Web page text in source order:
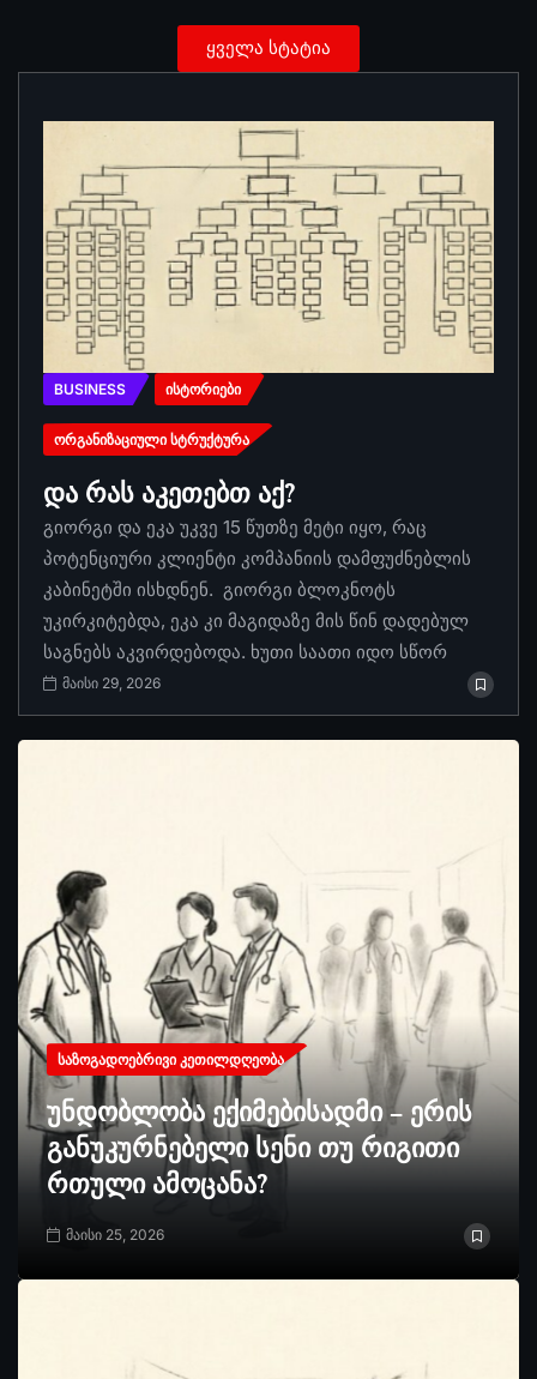
ყველა სტატია
BUSINESS ᲘᲡᲢᲝᲠᲘᲔᲑᲘ
ᲝᲠᲒᲐᲜᲘᲖᲐᲪᲘᲣᲚᲘ ᲡᲢᲠᲣᲥᲢᲣᲠᲐ
და რას აკეთებთ აქ?
გიორგი და ეკა უკვე 15 წუთზე მეტი იყო, რაც
პოტენციური კლიენტი კომპანიის დამფუძნებლის
კაბინეტში ისხდნენ. გიორგი ბლოკნოტს
უკირკიტებდა, ეკა კი მაგიდაზე მის წინ დადებულ
საგნებს აკვირდებოდა. ხუთი საათი იდო სწორ
მაისი 29, 2026
ᲡᲐᲖᲝᲒᲐᲓᲝᲔᲑᲠᲘᲕᲘ ᲙᲔᲗᲘᲚᲓᲦᲔᲝᲑᲐ
უნდობლობა ექიმებისადმი – ერის
განუკურნებელი სენი თუ რიგითი
რთული ამოცანა?
მაისი 25, 2026